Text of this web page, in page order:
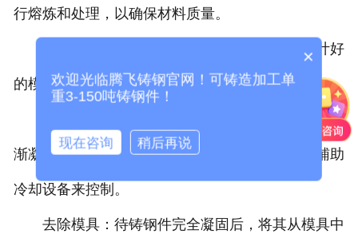
行熔炼和处理，以确保材料质量。
浇注：将预先加热至熔化状态的钢液倒入设计好
的模具中，填充整个腔体。
冷却与凝固：在填充模具后，钢液开始冷却并逐
渐凝固。这个过程可以通过调节冷却速率和使用辅助
冷却设备来控制。
去除模具：待铸钢件完全凝固后，将其从模具中
×
欢迎光临腾飞铸钢官网！可铸造加工单
重3-150吨铸钢件！
现在咨询 稍后再说